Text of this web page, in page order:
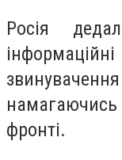
Росія
фронті.